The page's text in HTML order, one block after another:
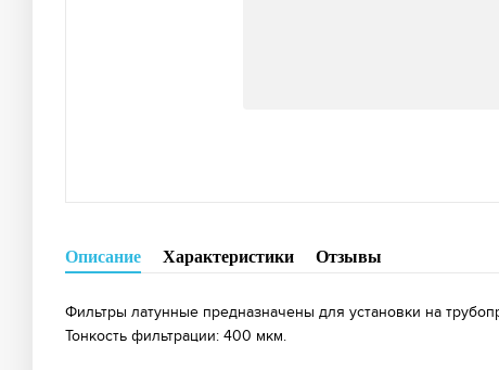
Описание Характеристики Отзывы
Фильтры латунные предназначены для установки на
Тонкость фильтрации: 400 мкм.